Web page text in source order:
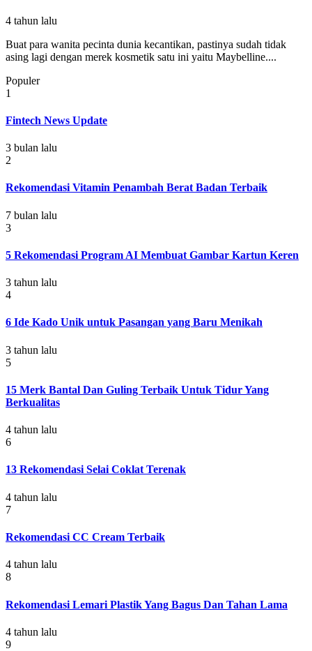
4 tahun lalu
Buat para wanita pecinta dunia kecantikan, pastinya sudah tidak
asing lagi dengan merek kosmetik satu ini yaitu Maybelline....
Populer
1
Fintech News Update
3 bulan lalu
2
Rekomendasi Vitamin Penambah Berat Badan Terbaik
7 bulan lalu
3
5 Rekomendasi Program AI Membuat Gambar Kartun Keren
3 tahun lalu
4
6 Ide Kado Unik untuk Pasangan yang Baru Menikah
3 tahun lalu
5
15 Merk Bantal Dan Guling Terbaik Untuk Tidur Yang
Berkualitas
4 tahun lalu
6
13 Rekomendasi Selai Coklat Terenak
4 tahun lalu
7
Rekomendasi CC Cream Terbaik
4 tahun lalu
8
Rekomendasi Lemari Plastik Yang Bagus Dan Tahan Lama
4 tahun lalu
9